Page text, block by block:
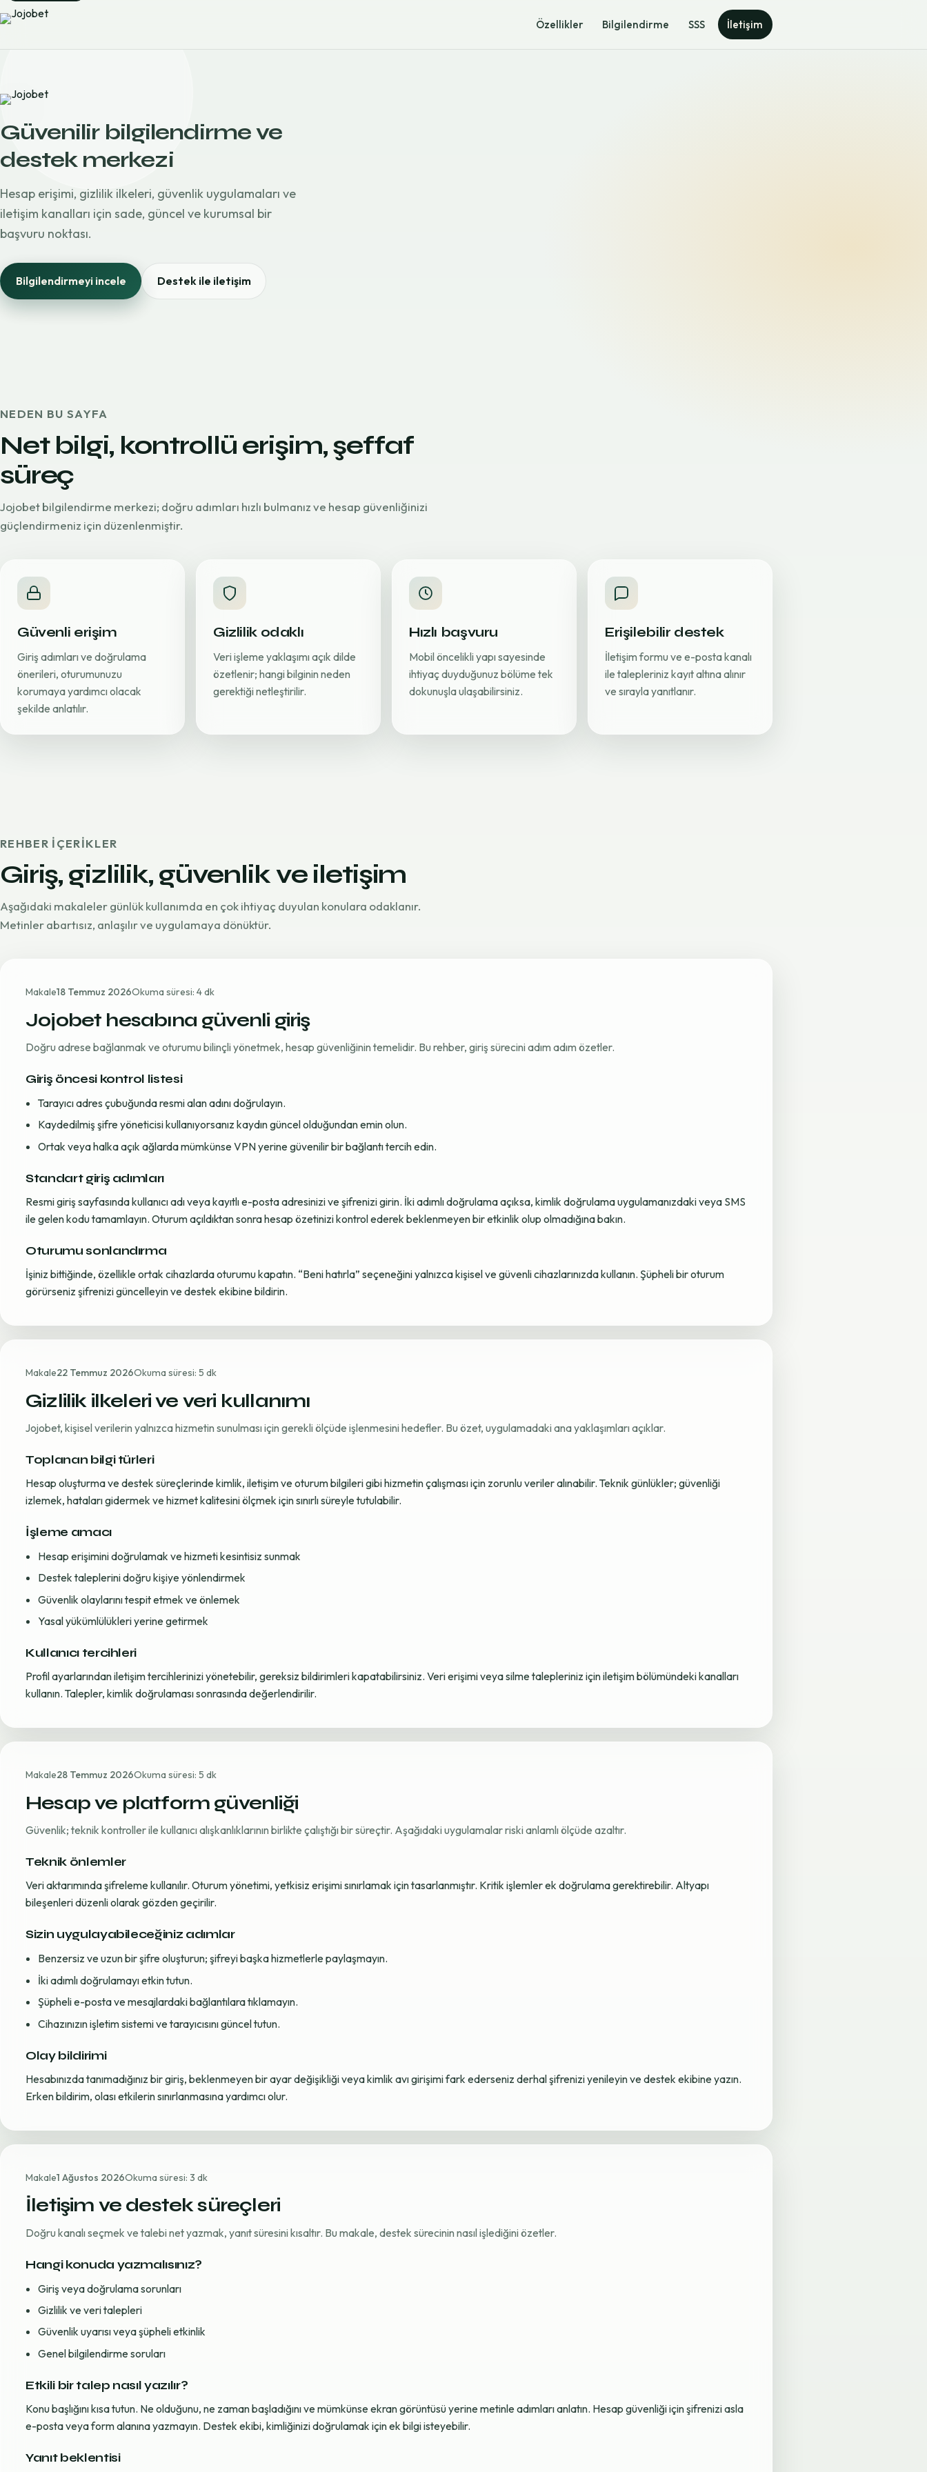
Özellikler Bilgilendirme SSS İletişim
Güvenilir bilgilendirme ve
destek merkezi
Hesap erişimi, gizlilik ilkeleri, güvenlik uygulamaları ve
iletişim kanalları için sade, güncel ve kurumsal bir
başvuru noktası.
Bilgilendirmeyi incele Destek ile iletişim
NEDEN BU SAYFA
Net bilgi, kontrollü erişim, şeffaf
süreç
Jojobet bilgilendirme merkezi; doğru adımları hızlı bulmanız ve hesap güvenliğinizi
güçlendirmeniz için düzenlenmiştir.
Güvenli erişim
Giriş adımları ve doğrulama
önerileri, oturumunuzu
korumaya yardımcı olacak
şekilde anlatılır.
Gizlilik odaklı
Veri işleme yaklaşımı açık dilde
özetlenir; hangi bilginin neden
gerektiği netleştirilir.
Hızlı başvuru
Mobil öncelikli yapı sayesinde
ihtiyaç duyduğunuz bölüme tek
dokunuşla ulaşabilirsiniz.
Erişilebilir destek
İletişim formu ve e-posta kanalı
ile talepleriniz kayıt altına alınır
ve sırayla yanıtlanır.
REHBER IÇERIKLER
Giriş, gizlilik, güvenlik ve iletişim
Aşağıdaki makaleler günlük kullanımda en çok ihtiyaç duyulan konulara odaklanır.
Metinler abartısız, anlaşılır ve uygulamaya dönüktür.
Makale18 Temmuz 2026Okuma süresi: 4 dk
Jojobet hesabına güvenli giriş
Doğru adrese bağlanmak ve oturumu bilinçli yönetmek, hesap güvenliğinin temelidir. Bu rehber, giriş sürecini adım adım özetler.
Giriş öncesi kontrol listesi
Tarayıcı adres çubuğunda resmi alan adını doğrulayın.
Kaydedilmiş şifre yöneticisi kullanıyorsanız kaydın güncel olduğundan emin olun.
Ortak veya halka açık ağlarda mümkünse VPN yerine güvenilir bir bağlantı tercih edin.
Standart giriş adımları
Resmi giriş sayfasında kullanıcı adı veya kayıtlı e-posta adresinizi ve şifrenizi girin. İki adımlı doğrulama açıksa, kimlik doğrulama uygulamanızdaki veya SMS
ile gelen kodu tamamlayın. Oturum açıldıktan sonra hesap özetinizi kontrol ederek beklenmeyen bir etkinlik olup olmadığına bakın.
Oturumu sonlandırma
İşiniz bittiğinde, özellikle ortak cihazlarda oturumu kapatın. “Beni hatırla” seçeneğini yalnızca kişisel ve güvenli cihazlarınızda kullanın. Şüpheli bir oturum
görürseniz şifrenizi güncelleyin ve destek ekibine bildirin.
Makale22 Temmuz 2026Okuma süresi: 5 dk
Gizlilik ilkeleri ve veri kullanımı
Jojobet, kişisel verilerin yalnızca hizmetin sunulması için gerekli ölçüde işlenmesini hedefler. Bu özet, uygulamadaki ana yaklaşımları açıklar.
Toplanan bilgi türleri
Hesap oluşturma ve destek süreçlerinde kimlik, iletişim ve oturum bilgileri gibi hizmetin çalışması için zorunlu veriler alınabilir. Teknik günlükler; güvenliği
izlemek, hataları gidermek ve hizmet kalitesini ölçmek için sınırlı süreyle tutulabilir.
İşleme amacı
Hesap erişimini doğrulamak ve hizmeti kesintisiz sunmak
Destek taleplerini doğru kişiye yönlendirmek
Güvenlik olaylarını tespit etmek ve önlemek
Yasal yükümlülükleri yerine getirmek
Kullanıcı tercihleri
Profil ayarlarından iletişim tercihlerinizi yönetebilir, gereksiz bildirimleri kapatabilirsiniz. Veri erişimi veya silme talepleriniz için iletişim bölümündeki kanalları
kullanın. Talepler, kimlik doğrulaması sonrasında değerlendirilir.
Makale28 Temmuz 2026Okuma süresi: 5 dk
Hesap ve platform güvenliği
Güvenlik; teknik kontroller ile kullanıcı alışkanlıklarının birlikte çalıştığı bir süreçtir. Aşağıdaki uygulamalar riski anlamlı ölçüde azaltır.
Teknik önlemler
Veri aktarımında şifreleme kullanılır. Oturum yönetimi, yetkisiz erişimi sınırlamak için tasarlanmıştır. Kritik işlemler ek doğrulama gerektirebilir. Altyapı
bileşenleri düzenli olarak gözden geçirilir.
Sizin uygulayabileceğiniz adımlar
Benzersiz ve uzun bir şifre oluşturun; şifreyi başka hizmetlerle paylaşmayın.
İki adımlı doğrulamayı etkin tutun.
Şüpheli e-posta ve mesajlardaki bağlantılara tıklamayın.
Cihazınızın işletim sistemi ve tarayıcısını güncel tutun.
Olay bildirimi
Hesabınızda tanımadığınız bir giriş, beklenmeyen bir ayar değişikliği veya kimlik avı girişimi fark ederseniz derhal şifrenizi yenileyin ve destek ekibine yazın.
Erken bildirim, olası etkilerin sınırlanmasına yardımcı olur.
Makale1 Ağustos 2026Okuma süresi: 3 dk
İletişim ve destek süreçleri
Doğru kanalı seçmek ve talebi net yazmak, yanıt süresini kısaltır. Bu makale, destek sürecinin nasıl işlediğini özetler.
Hangi konuda yazmalısınız?
Giriş veya doğrulama sorunları
Gizlilik ve veri talepleri
Güvenlik uyarısı veya şüpheli etkinlik
Genel bilgilendirme soruları
Etkili bir talep nasıl yazılır?
Konu başlığını kısa tutun. Ne olduğunu, ne zaman başladığını ve mümkünse ekran görüntüsü yerine metinle adımları anlatın. Hesap güvenliği için şifrenizi asla
e-posta veya form alanına yazmayın. Destek ekibi, kimliğinizi doğrulamak için ek bilgi isteyebilir.
Yanıt beklentisi